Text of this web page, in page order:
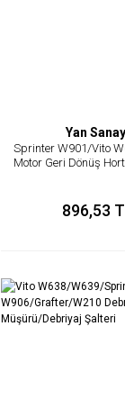
Yan
Sprinter W901/Vito
Motor Geri Dönüş
896,53